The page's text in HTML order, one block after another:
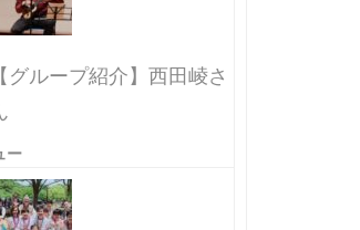
【グループ紹介】西田崚さ
ー